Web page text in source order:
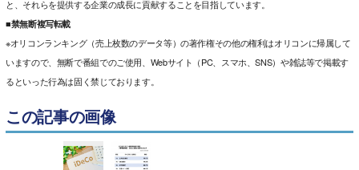
と、それらを提供する企業の成長に貢献することを目指しています。
■禁無断複写転載
※オリコンランキング（売上枚数のデータ等）の著作権その他の権利はオリコンに帰属して
いますので、無断で番組でのご使用、Webサイト（PC、スマホ、SNS）や雑誌等で掲載す
るといった行為は固く禁じております。
この記事の画像